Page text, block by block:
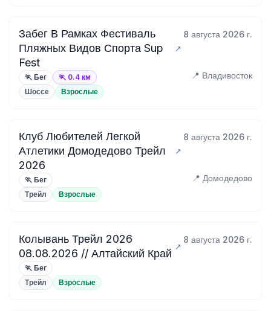
Забег В Рамках Фестиваль
Пляжных Видов Спорта Sup
Fest
8 августа 2026 г.
🏃 Бег 🏃 0.4 км 📍 Владивосток
Шоссе Взрослые
Клуб Любителей Легкой
Атлетики Домодедово Трейл
2026
8 августа 2026 г.
🏃 Бег 📍 Домодедово
Трейл Взрослые
Колывань Трейл 2026
08.08.2026 // Алтайский Край
8 августа 2026 г.
🏃 Бег
Трейл
Взрослые